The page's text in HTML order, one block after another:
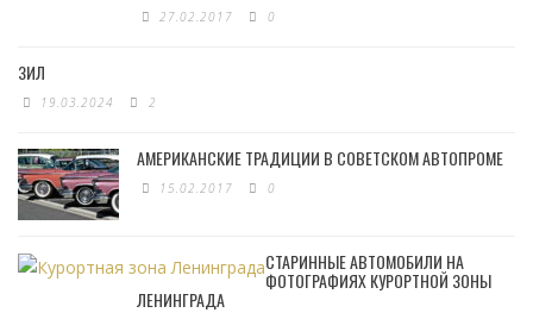
27.02.2017 0
ЗИЛ
19.03.2024 2
АМЕРИКАНСКИЕ ТРАДИЦИИ В СОВЕТСКОМ АВТОПРОМЕ
15.02.2017 0
СТАРИННЫЕ АВТОМОБИЛИ НА
ФОТОГРАФИЯХ КУРОРТНОЙ ЗОНЫ
ЛЕНИНГРАДА